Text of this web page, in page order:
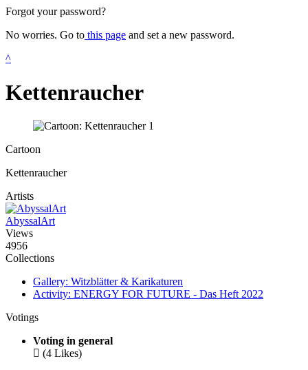
Forgot your password?
No worries. Go to this page and set a new password.
^
Kettenraucher
Cartoon
Kettenraucher
Artists
AbyssalArt
Views
4956
Collections
Gallery: Witzblätter & Karikaturen
Activity: ENERGY FOR FUTURE - Das Heft 2022
Votings
Voting in general
 (4 Likes)